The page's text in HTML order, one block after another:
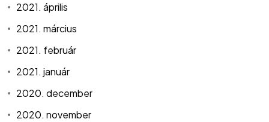
2021. április
2021. március
2021. február
2021. január
2020. december
2020. november